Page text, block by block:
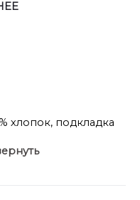
хлопок, подкладка
вашем гардеробе!
длины миди!